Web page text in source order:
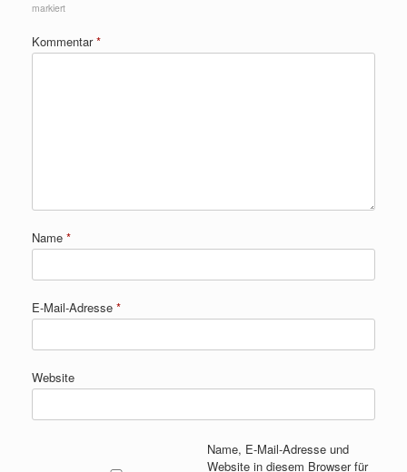
markiert
Kommentar*
Name *
E-Mail-Adresse *
Website
Name, E-Mail-Adresse und
Website in diesem Browser für